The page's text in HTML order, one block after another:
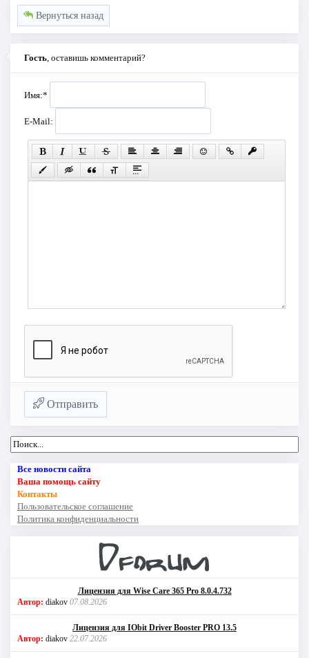
Вернуться назад
Гость , оставишь комментарий?
Имя:*
E-Mail:
Отправить
Все новости сайта
Ваша помощь сайту
Контакты
Пользовательское соглашение
Политика конфиденциальности
Лицензия для Wise Care 365 Pro 8.0.4.732
Автор: diakov 07.08.2026
Лицензия для IObit Driver Booster PRO 13.5
Автор: diakov 22.07.2026